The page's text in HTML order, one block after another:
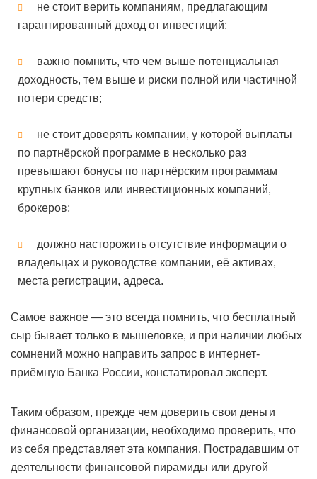
не стоит верить компаниям, предлагающим
гарантированный доход от инвестиций;
важно помнить, что чем выше потенциальная
доходность, тем выше и риски полной или частичной
потери средств;
не стоит доверять компании, у которой выплаты
по партнёрской программе в несколько раз
превышают бонусы по партнёрским программам
крупных банков или инвестиционных компаний,
брокеров;
должно насторожить отсутствие информации о
владельцах и руководстве компании, её активах,
места регистрации, адреса.
Самое важное — это всегда помнить, что бесплатный
сыр бывает только в мышеловке, и при наличии любых
сомнений можно направить запрос в интернет-
приёмную Банка России, констатировал эксперт.
Таким образом, прежде чем доверить свои деньги
финансовой организации, необходимо проверить, что
из себя представляет эта компания. Пострадавшим от
деятельности финансовой пирамиды или другой